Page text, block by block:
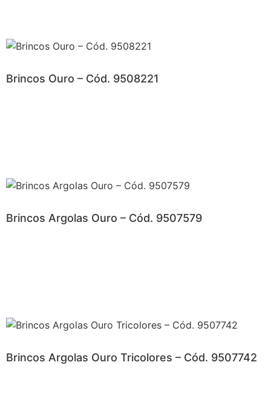
Brincos Ouro – Cód. 9508221
Brincos Argolas Ouro – Cód. 9507579
Brincos Argolas Ouro Tricolores – Cód. 9507742